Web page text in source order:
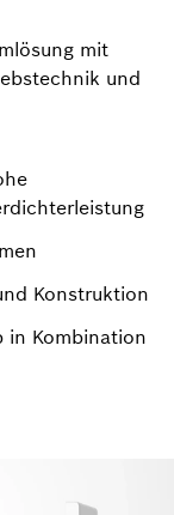
mit
und
Konstruktion​
in Kombination